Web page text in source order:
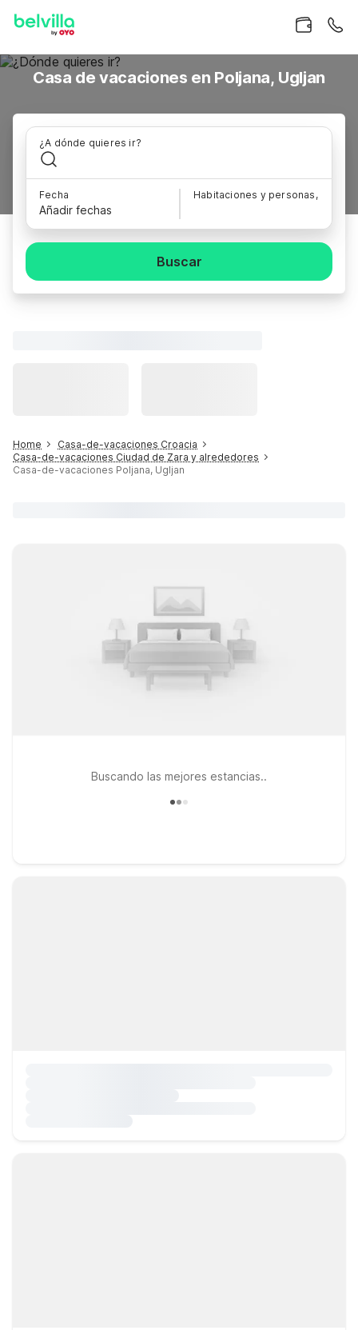
Casa de vacaciones en Poljana, Ugljan
¿A dónde quieres ir?
Fecha
Añadir fechas
Habitaciones y personas,
Buscar
Home
Casa-de-vacaciones Croacia
Casa-de-vacaciones Ciudad de Zara y alrededores
Casa-de-vacaciones Poljana, Ugljan
Buscando las mejores estancias..